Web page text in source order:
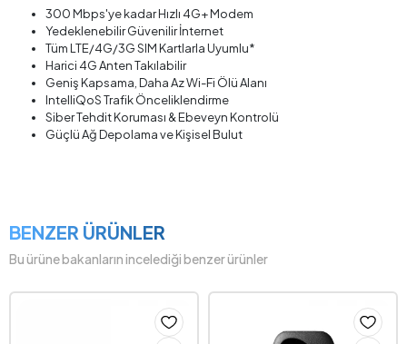
300 Mbps'ye kadar Hızlı 4G+ Modem
Yedeklenebilir Güvenilir İnternet
Tüm LTE/4G/3G SIM Kartlarla Uyumlu*
Harici 4G Anten Takılabilir
Geniş Kapsama, Daha Az Wi-Fi Ölü Alanı
IntelliQoS Trafik Önceliklendirme
Siber Tehdit Koruması & Ebeveyn Kontrolü
Güçlü Ağ Depolama ve Kişisel Bulut
BENZER ÜRÜNLER
Bu ürüne bakanların incelediği benzer ürünler